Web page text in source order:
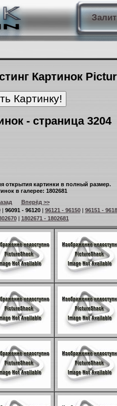
Картинок
- страница 3204
открытия картинки в полный размер.
в галерее: 1802681
Вперёд >>
| 96091 - 96120| 96121 - 96150| 96151 -
| 1802671 - 1802681